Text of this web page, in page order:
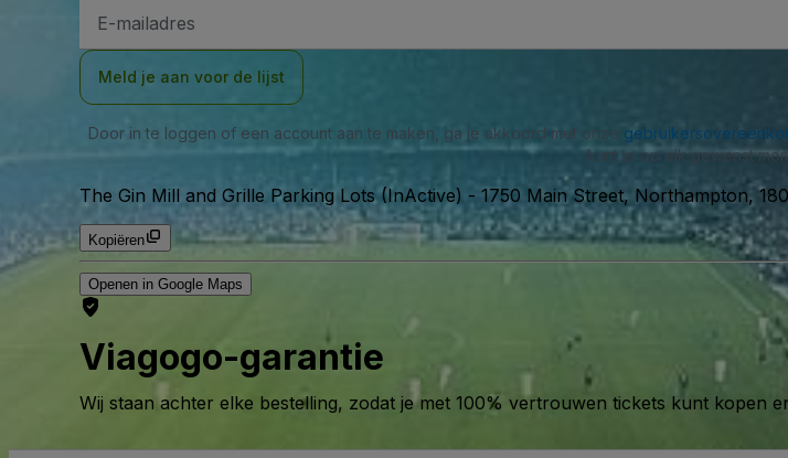
mailadres
Meld je aan voor de lijst
Door in te loggen of een account aan te maken, ga je akkoord met onze
kunt je op elk gewenst
The Gin Mill and Grille Parking Lots (InActive) - 1750 Main Street, Northampton,
Kopiëren
Openen in Google Maps
Viagogo-garantie
Wij staan achter elke bestelling, zodat je met 100% vertrouwen tickets kunt kopen